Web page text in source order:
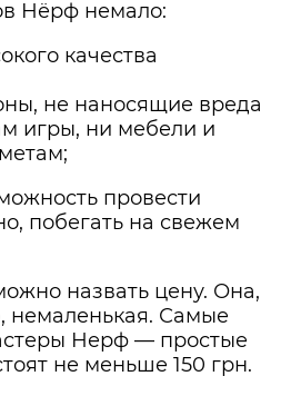
Нёрф немало:
качества
не наносящие вреда
игры, ни мебели и
провести
побегать на свежем
назвать цену. Она,
немаленькая. Самые
Нерф — простые
не меньше 150 грн.